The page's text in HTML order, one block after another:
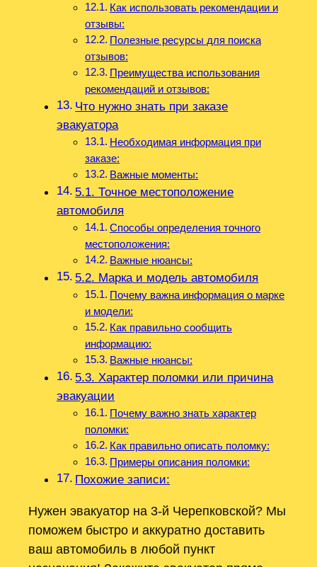
Как использовать рекомендации и
отзывы:
Полезные ресурсы для поиска
отзывов:
Преимущества использования
рекомендаций и отзывов:
Что нужно знать при заказе
эвакуатора
Необходимая информация при
заказе:
Важные моменты:
5.1. Точное местоположение
автомобиля
Способы определения точного
местоположения:
Важные нюансы:
5.2. Марка и модель автомобиля
Почему важна информация о марке
и модели:
Как правильно сообщить
информацию:
Важные нюансы:
5.3. Характер поломки или причина
эвакуации
Почему важно знать характер
поломки:
Как правильно описать поломку:
Примеры описания поломки:
Похожие записи:
Нужен эвакуатор на 3-й Черепковской? Мы
поможем быстро и аккуратно доставить
ваш автомобиль в любой пункт